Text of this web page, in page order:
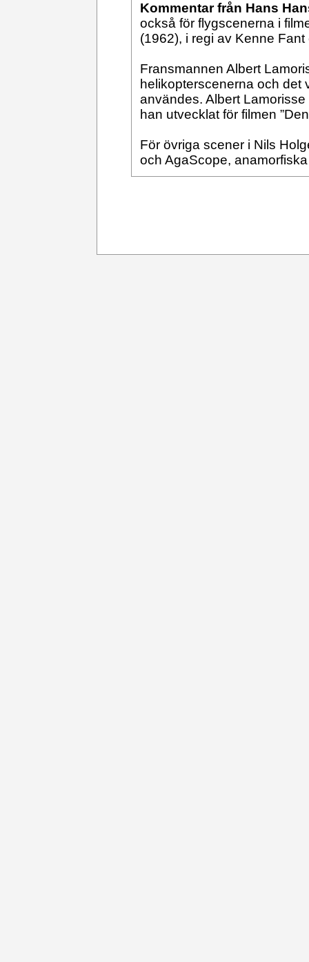
Kommentar från Hans
också för flygscenerna i
(1962), i regi av Kenne
Fransmannen Albert
helikopterscenerna och det
användes. Albert Lamorisse
han utvecklat för filmen
För övriga scener i Nils
och AgaScope,